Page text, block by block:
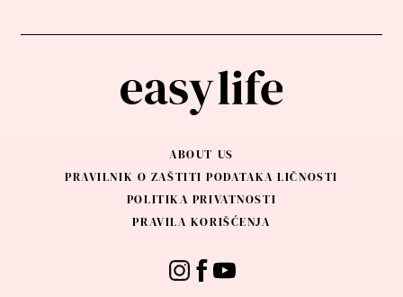
ABOUT US
PRAVILNIK O ZAŠTITI PODATAKA LIČNOSTI
POLITIKA PRIVATNOSTI
PRAVILA KORIŠĆENJA